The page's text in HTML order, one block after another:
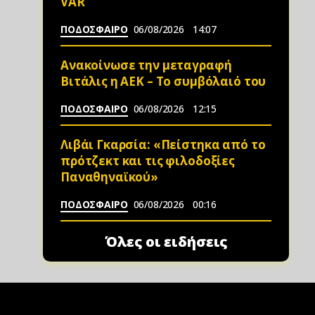
ΠΟΔΟΣΦΑΙΡΟ 06/08/2026 14:07
Ανακοίνωσε την μεταγραφή
Βιτάλις η ΑΕΚ – Το συμβόλαιό του
ΠΟΔΟΣΦΑΙΡΟ 06/08/2026 12:15
Λιβάι Γκαρσία: «Πείστηκα από το
πρότζεκτ και τις φιλοδοξίες
Παναθηναϊκού»
ΠΟΔΟΣΦΑΙΡΟ 06/08/2026 00:16
Όλες οι ειδήσεις